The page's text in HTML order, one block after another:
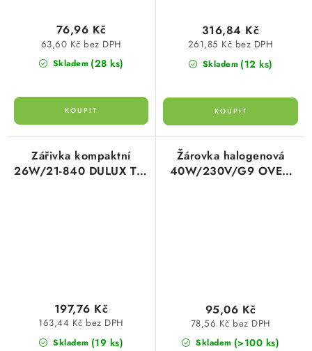
Ochrana osobních údajů
Moje objednávka
Skladem (28 ks)
63,60 Kč bez DPH
76,96 Kč
Skladem (12 ks)
261,85 Kč bez DPH
316,84 Kč
Zářivka kompaktní
26W/21-840 DULUX T/E
Skladem (19 ks)
163,44 Kč bez DPH
197,76 Kč
Žárovka halogenová
40W/230V/G9 OVEN
Skladem (>100 ks)
78,56 Kč bez DPH
95,06 Kč